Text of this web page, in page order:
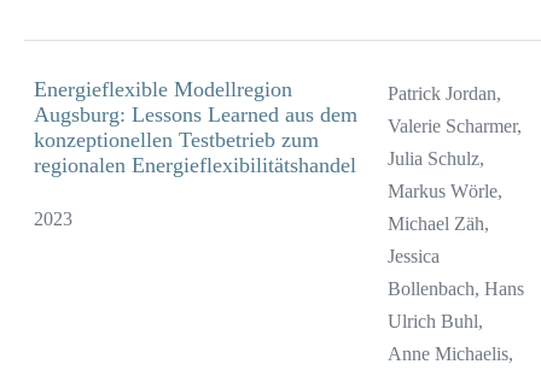
Energieflexible Modellregion
Augsburg: Lessons Learned aus dem
konzeptionellen Testbetrieb zum
regionalen Energieflexibilitätshandel
2023
Patrick Jordan,
Valerie Scharmer,
Julia Schulz,
Markus Wörle,
Michael Zäh,
Jessica
Bollenbach, Hans
Ulrich Buhl,
Anne Michaelis,